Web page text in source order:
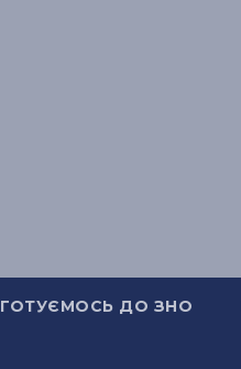
ГОТУЄМОСЬ ДО ЗНО